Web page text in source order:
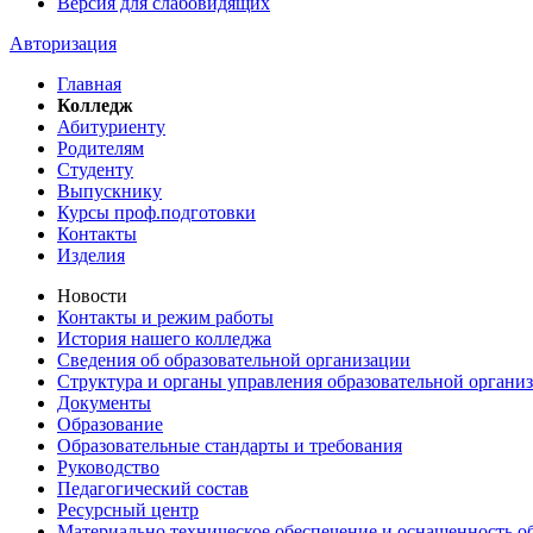
Авторизация
Главная
Колледж
Абитуриенту
Родителям
Студенту
Выпускнику
Курсы проф.подготовки
Контакты
Изделия
Новости
Контакты и режим работы
История нашего колледжа
Сведения об образовательной организации
Структура и органы управления образовательной
Документы
Образование
Образовательные стандарты и требования
Руководство
Педагогический состав
Ресурсный центр